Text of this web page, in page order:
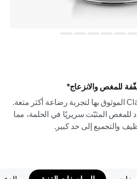
للمغص والانزعاج*
تم تحسين مجموعة Classic الموثوق بها لتجربة رضاعة أكثر متعة.
للمغص المثبّت سريريًا في الحلمة، مما
والتجميع إلى حد كبير.